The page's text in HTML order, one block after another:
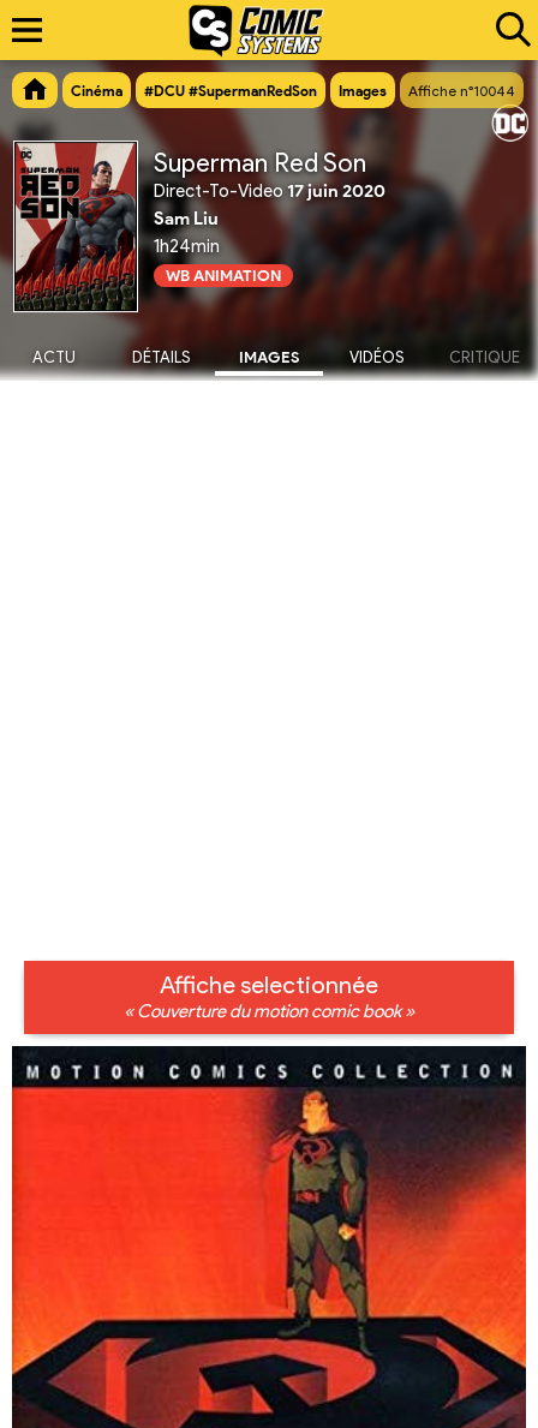
Cinéma #DCU #SupermanRedSon Images Affiche n°10044
Superman Red Son
Direct-To-Video 17 juin 2020
Sam Liu
1h24min
WB ANIMATION
ACTU DÉTAILS IMAGES VIDÉOS CRITIQUE
Affiche selectionnée
« Couverture du motion comic book »